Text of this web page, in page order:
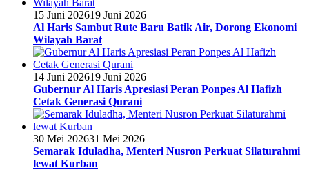
15 Juni 202619 Juni 2026
Al Haris Sambut Rute Baru Batik Air, Dorong Ekonomi
Wilayah Barat
14 Juni 202619 Juni 2026
Gubernur Al Haris Apresiasi Peran Ponpes Al Hafizh
Cetak Generasi Qurani
30 Mei 202631 Mei 2026
Semarak Iduladha, Menteri Nusron Perkuat Silaturahmi
lewat Kurban